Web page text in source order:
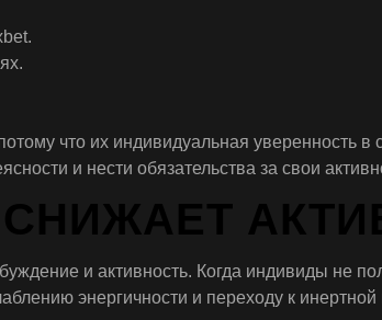
что их индивидуальная уверенность в
и нести обязательства за свои
и активность. Когда индивиды не
энергичности и переходу к